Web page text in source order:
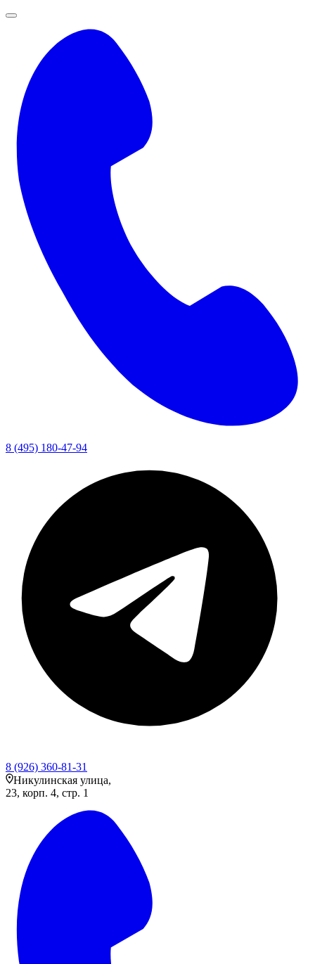
8 (495) 180-47-94
8 (926) 360-81-31
Никулинская улица,
23, корп. 4, стр. 1